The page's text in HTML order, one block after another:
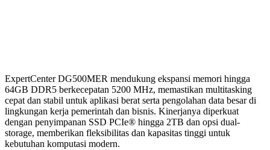
ExpertCenter DG500MER mendukung ekspansi memori hingga
64GB DDR5 berkecepatan 5200 MHz, memastikan multitasking
cepat dan stabil untuk aplikasi berat serta pengolahan data besar di
lingkungan kerja pemerintah dan bisnis. Kinerjanya diperkuat
dengan penyimpanan SSD PCIe® hingga 2TB dan opsi dual-
storage, memberikan fleksibilitas dan kapasitas tinggi untuk
kebutuhan komputasi modern.